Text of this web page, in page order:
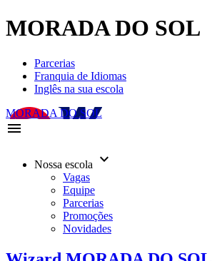
MORADA DO SOL
Parcerias
Franquia de Idiomas
Inglês na sua escola
MORADA DO SOL
menu
Nossa escola keyboard_arrow_down
Vagas
Equipe
Parcerias
Promoções
Novidades